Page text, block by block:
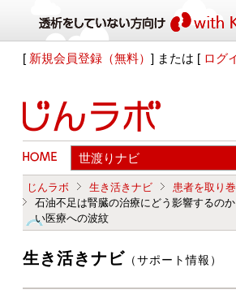
[ 新規会員登録（無料）] または [ ログ
じんラボ 生き活きナビ
患者を取り
石油不足は腎臓の治療にどう影響するの
い医療への波紋
生き活きナビ （サポート情報）